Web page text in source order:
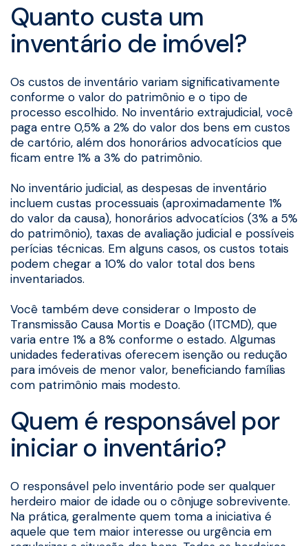
Quanto custa um
inventário de imóvel?
Os custos de inventário variam significativamente
conforme o valor do patrimônio e o tipo de
processo escolhido. No inventário extrajudicial, você
paga entre 0,5% a 2% do valor dos bens em custos
de cartório, além dos honorários advocatícios que
ficam entre 1% a 3% do patrimônio.
No inventário judicial, as despesas de inventário
incluem custas processuais (aproximadamente 1%
do valor da causa), honorários advocatícios (3% a 5%
do patrimônio), taxas de avaliação judicial e possíveis
perícias técnicas. Em alguns casos, os custos totais
podem chegar a 10% do valor total dos bens
inventariados.
Você também deve considerar o Imposto de
Transmissão Causa Mortis e Doação (ITCMD), que
varia entre 1% a 8% conforme o estado. Algumas
unidades federativas oferecem isenção ou redução
para imóveis de menor valor, beneficiando famílias
com patrimônio mais modesto.
Quem é responsável por
iniciar o inventário?
O responsável pelo inventário pode ser qualquer
herdeiro maior de idade ou o cônjuge sobrevivente.
Na prática, geralmente quem toma a iniciativa é
aquele que tem maior interesse ou urgência em